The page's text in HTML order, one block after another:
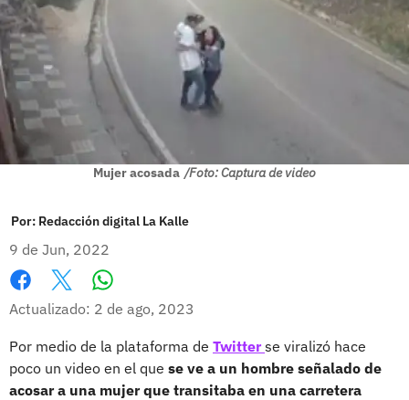
Mujer acosada /Foto: Captura de video
Por: Redacción digital La Kalle
9 de Jun, 2022
Facebook
X
Actualizado: 2 de ago, 2023
Por medio de la plataforma de Twitter se viralizó hace
poco un video en el que se ve a un hombre señalado de
acosar a una mujer que transitaba en una carretera